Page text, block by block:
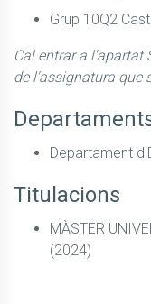
Grup 10Q2
Cal entrar a l'apartat
de l'assignatura que
Departament
Titulacions
MÀSTER
(2024)